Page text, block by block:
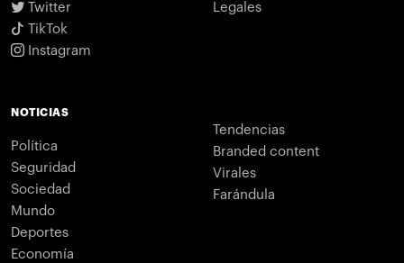
Twitter
TikTok
Instagram
Legales
NOTICIAS
Política
Seguridad
Sociedad
Mundo
Deportes
Economía
Tendencias
Branded content
Virales
Farándula